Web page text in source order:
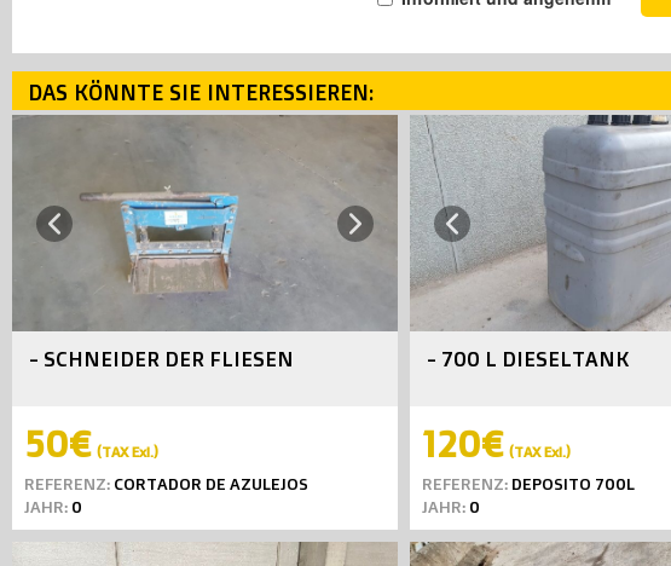
DAS KÖNNTE SIE INTERESSIEREN:
Previous Next
- SCHNEIDER DER FLIESEN
50€ (TAX Exl.)
REFERENZ: CORTADOR DE AZULEJOS
JAHR: 0
Previous
- 700 L DIESELTANK
120€ (TAX Exl.)
REFERENZ: DEPOSITO 700L
JAHR: 0